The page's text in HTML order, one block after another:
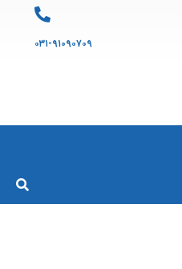
۰۳۱-۹۱۰۹۰۷۰۹